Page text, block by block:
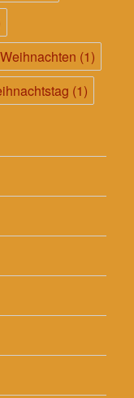
Weihnachten (1)
(1)